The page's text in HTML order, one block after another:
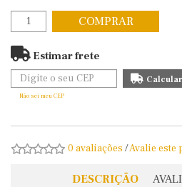
COMPRAR
Estimar frete
Não sei meu CEP
0 avaliações /Avalie este
DESCRIÇÃO